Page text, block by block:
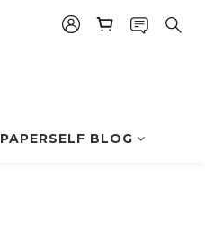
PAPERSELF BLOG